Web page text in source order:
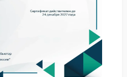
деталей. Здесь
оборудования быстро